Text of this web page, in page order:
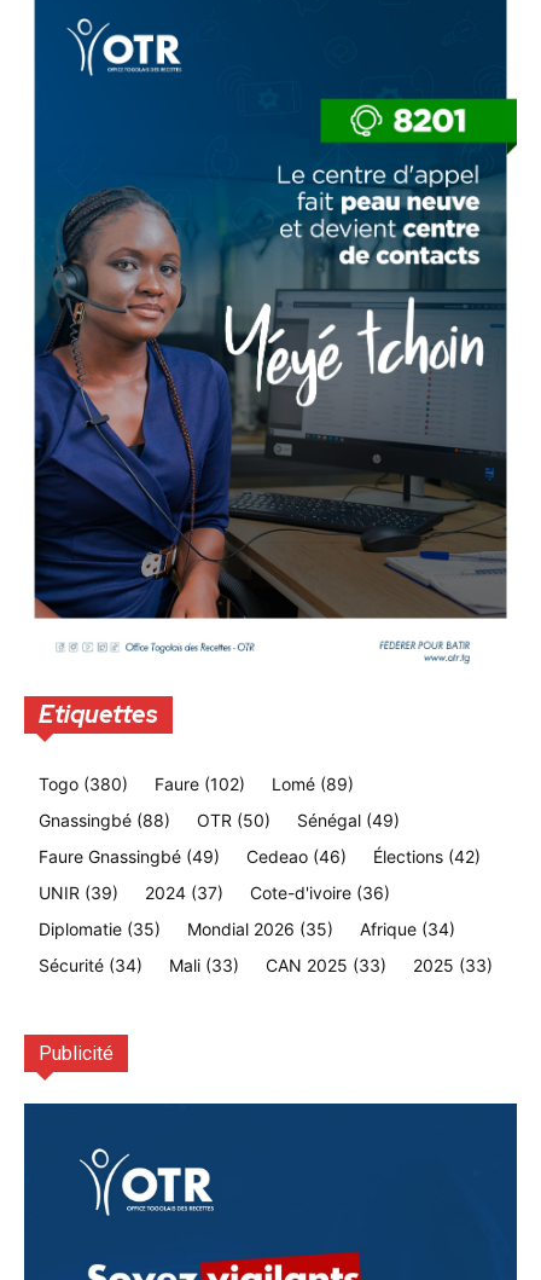
Etiquettes
Togo (380) Faure (102) Lomé (89)
Gnassingbé (88) OTR (50) Sénégal (49)
Faure Gnassingbé (49) Cedeao (46) Élections (42)
UNIR (39) 2024 (37) Cote-d'ivoire (36)
Diplomatie (35) Mondial 2026 (35) Afrique (34)
Sécurité (34) Mali (33) CAN 2025 (33) 2025 (33)
Publicité